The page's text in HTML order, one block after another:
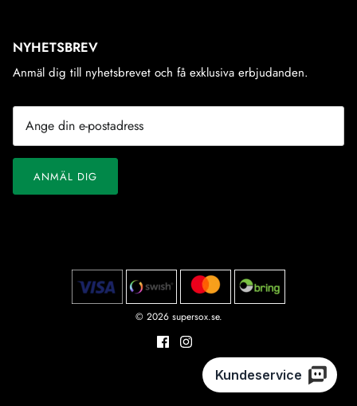
NYHETSBREV
Anmäl dig till nyhetsbrevet och få exklusiva erbjudanden.
ANMÄL DIG
© 2026 supersox.se.